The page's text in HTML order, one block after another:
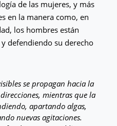
de las mujeres, y más
en la manera como, en
los hombres están
defendiendo su derecho
se propagan hacia la
mientras que la
apartando algas,
nuevas agitaciones.